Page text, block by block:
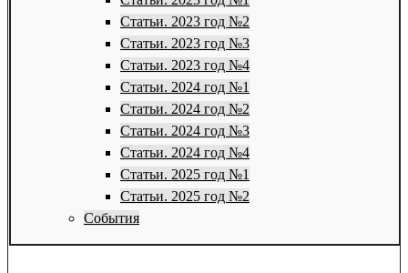
Статьи. 2023 год №2
Статьи. 2023 год №3
Статьи. 2023 год №4
Статьи. 2024 год №1
Статьи. 2024 год №2
Статьи. 2024 год №3
Статьи. 2024 год №4
Статьи. 2025 год №1
Статьи. 2025 год №2
События